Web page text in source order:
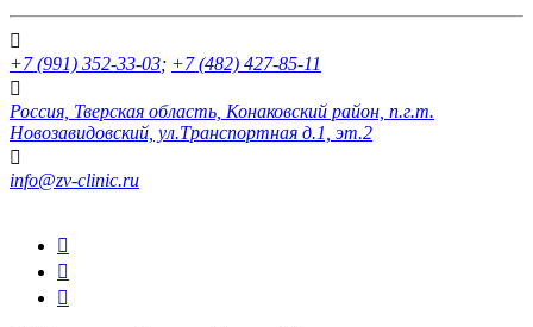
+7 (991) 352-33-03; +7 (482) 427-85-11
Россия, Тверская область, Конаковский район, п.г.т.
Новозавидовский, ул.Транспортная д.1, эт.2
info@zv-clinic.ru